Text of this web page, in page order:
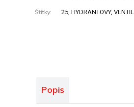
Štítky: 25 HYDRANTOVY, VENTIL
Popis